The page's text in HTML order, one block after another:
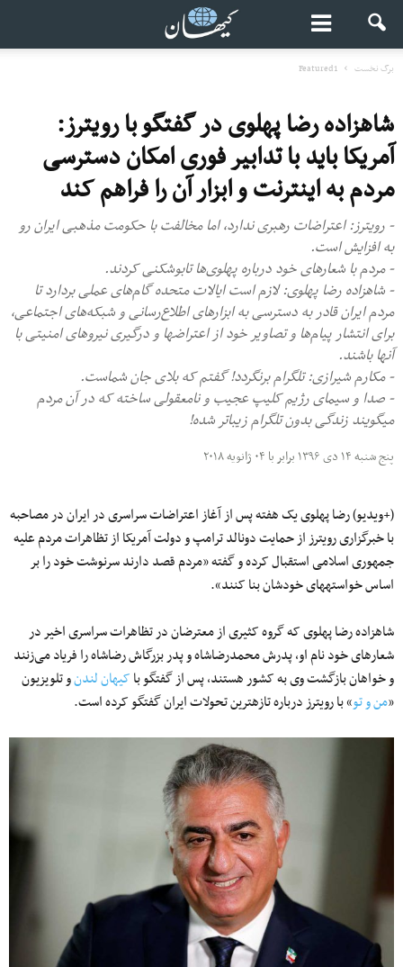
برگ نخست Featured1
شاهزاده رضا پهلوی در گفتگو با رویترز:
آمریکا باید با تدابیر فوری امکان دسترسی
مردم به اینترنت و ابزار آن را فراهم کند
- رویترز: اعتراضات رهبری ندارد، اما مخالفت با حکومت مذهبی ایران رو
به افزایش است.
- مردم با شعارهای خود درباره پهلوی‌ها تابوشکنی کردند.
- شاهزاده رضا پهلوی: لازم است ایالات متحده گام‌های عملی بردارد تا
مردم ایران قادر به دسترسی به ابزارهای اطلاع‌رسانی و شبکه‌های اجتماعی،
برای انتشار پیام‌ها و تصاویر خود از اعتراض‎ها و درگیری‌ نیروهای امنیتی با
آنها باشند.
- مکارم شیرازی: تلگرام برنگردد! گفتم که بلای جان شماست.
- صدا و سیمای رژیم کلیپ عجیب و نامعقولی ساخته که در آن مردم
می‎گویند زندگی بدون تلگرام زیباتر شده!
پنج شنبه ۱۴ دی ۱۳۹۶ برابر با ۰۴ ژانویه ۲۰۱۸
(+ویدیو) رضا پهلوی یک هفته پس از آغاز اعتراضات سراسری در ایران در مصاحبه
با خبرگزاری رویترز از حمایت دونالد ترامپ و دولت آمریکا از تظاهرات مردم علیه
جمهوری اسلامی استقبال کرده و گفته «مردم قصد دارند سرنوشت خود را بر
اساس خواسته‎های خودشان بنا کنند».
شاهزاده رضا پهلوی که گروه کثیری از معترضان در تظاهرات سراسری اخیر در
شعارهای خود نام او، پدرش محمدرضاشاه و پدر بزرگ‎اش رضاشاه را فریاد می‌‏زنند
و خواهان بازگشت وی به کشور هستند، پس از گفتگو باکیهان لندنو تلویزیون
«من و تو» با رویترز درباره تازه‎ترین تحولات ایران گفتگو کرده است.